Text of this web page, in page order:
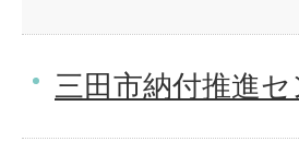
三田市納付推進